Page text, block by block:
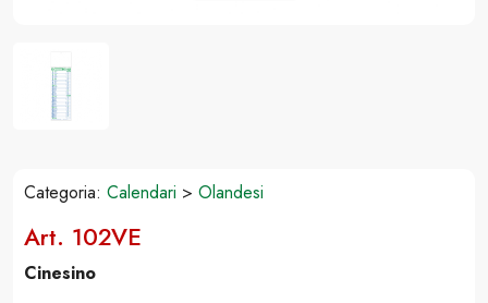
Categoria: Calendari > Olandesi
Art. 102VE
Cinesino